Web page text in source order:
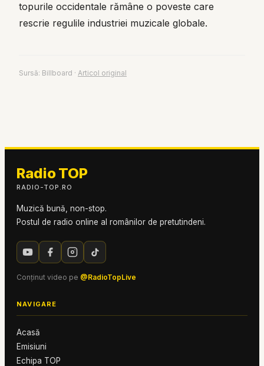
topurile occidentale rămâne o poveste care
rescrie regulile industriei muzicale globale.
Sursă: Billboard · Articol original
Radio TOP
RADIO-TOP.RO
Muzică bună, non-stop.
Postul de radio online al românilor de pretutindeni.
Conținut video pe @RadioTopLive
NAVIGARE
Acasă
Emisiuni
Echipa TOP